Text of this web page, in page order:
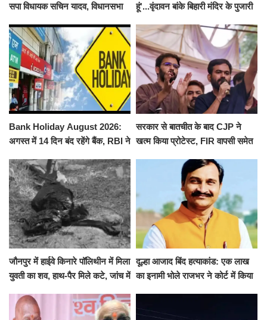
सपा विधायक सचिन यादव, विधानसभा
निलंबित
हूं'...वृंदावन बांके बिहारी मंदिर के पुजारी
जलाभिषेक
Bank Holiday August 2026:
अगस्त में 14 दिन बंद रहेंगे बैंक, RBI ने
सरकार से बातचीत के बाद CJP ने
खत्म किया प्रोटेस्ट, FIR वापसी समेत
जौनपुर में हाईवे किनारे पॉलिथीन में मिला
युवती का शव, हाथ-पैर मिले कटे, जांच में
दूल्हा आजाद बिंद हत्याकांड: एक लाख
का इनामी भोले राजभर ने कोर्ट में किया